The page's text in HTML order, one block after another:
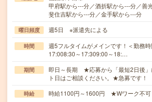
甲府駅から---分／酒折駅から---分／善
斐住吉駅から---分／金手駅から---分
曜日頻度 週5日 ※派遣先による
時間
週5フルタイムがメインです！＜勤務
17:008:30～17:309:00～18:…
期間
即日～長期 ★応募から「最短2日後」
ト日はご相談ください。★急募です！
時給 時給1100円～1600円 ★Wワーク不可